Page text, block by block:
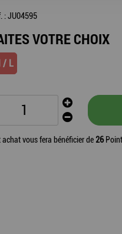
:JU04595
VOTRE CHOIX
/ L
achat vous fera bénéficier de26